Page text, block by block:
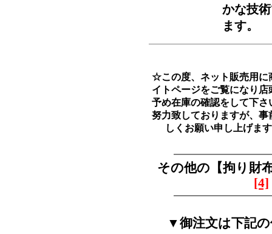
かな技
ます。
☆この度、ネット販売用に
イトページをご覧になり
予め在庫の確認をして下
努力致しておりますが、
しくお願い申し上げ
その他の【拘り
[4]
▼御注文は下記